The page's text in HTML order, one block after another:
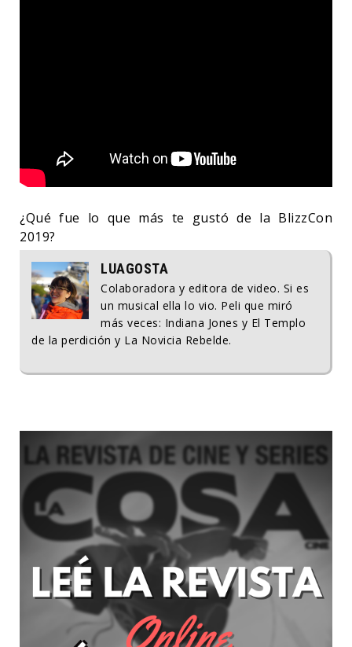
¿Qué fue lo que más te gustó de la BlizzCon
2019?
LUAGOSTA
Colaboradora y editora de video. Si es
un musical ella lo vio. Peli que miró
más veces: Indiana Jones y El Templo
de la perdición y La Novicia Rebelde.